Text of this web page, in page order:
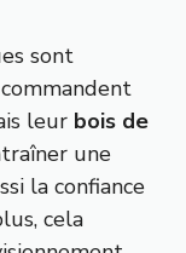
sont
leur bois de
une
la confiance
cela